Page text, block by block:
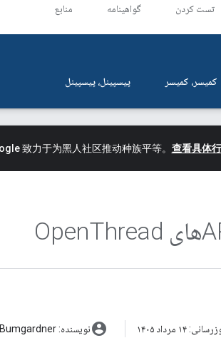
تست کردن گواهینامه منابع
کمیسر، کمیسر پیسپینل، پیسپینل
致力于为黑人社区推动种族平等。 查看具体
Thread
۱۴ مرداد ۱۴۰۵ account_circleنویسنده: Jeff Bumgardner